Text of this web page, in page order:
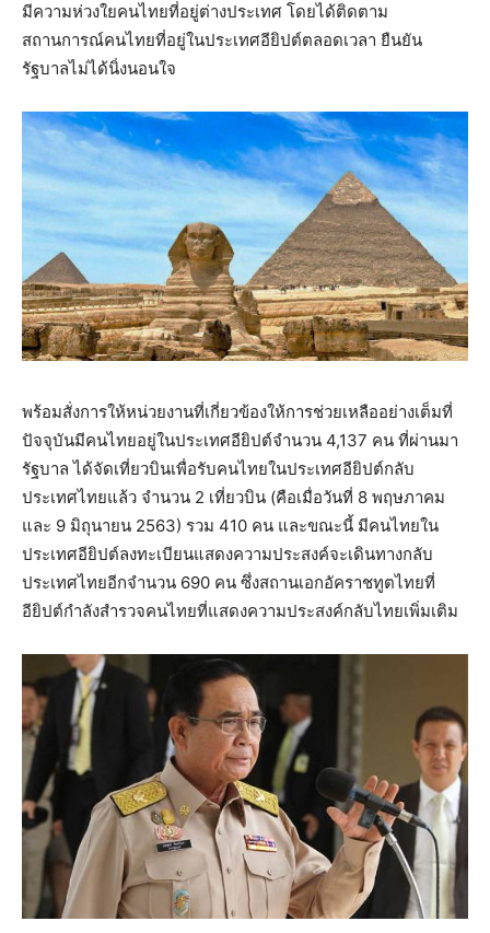
มีความห่วงใยคนไทยที่อยู่ต่างประเทศ โดยได้ติดตาม
สถานการณ์คนไทยที่อยู่ในประเทศอียิปต์ตลอดเวลา ยืนยัน
รัฐบาลไม่ได้นิ่งนอนใจ
พร้อมสั่งการให้หน่วยงานที่เกี่ยวข้องให้การช่วยเหลืออย่างเต็มที่
ปัจจุบันมีคนไทยอยู่ในประเทศอียิปต์จำนวน 4,137 คน ที่ผ่านมา
รัฐบาล ได้จัดเที่ยวบินเพื่อรับคนไทยในประเทศอียิปต์กลับ
ประเทศไทยแล้ว จำนวน 2 เที่ยวบิน (คือเมื่อวันที่ 8 พฤษภาคม
และ 9 มิถุนายน 2563) รวม 410 คน และขณะนี้ มีคนไทยใน
ประเทศอียิปต์ลงทะเบียนแสดงความประสงค์จะเดินทางกลับ
ประเทศไทยอีกจำนวน 690 คน ซึ่งสถานเอกอัคราชทูตไทยที่
อียิปต์กำลังสำรวจคนไทยที่แสดงความประสงค์กลับไทยเพิ่มเติม